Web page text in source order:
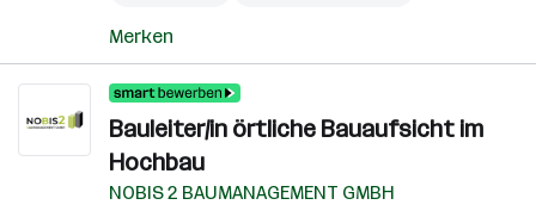
Merken
Bauleiter/in örtliche Bauaufsicht im
Hochbau
NOBIS 2 BAUMANAGEMENT GMBH